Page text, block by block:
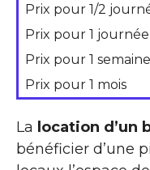
Prix pour 1/2
Prix pour 1 journée
Prix pour 1 semaine
Prix pour 1 mois
La location d’un
bénéficier d’une